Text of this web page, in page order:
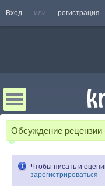
Вход или регистрация
Обсуждение рецензии
Чтобы писать и
зарегистрироваться